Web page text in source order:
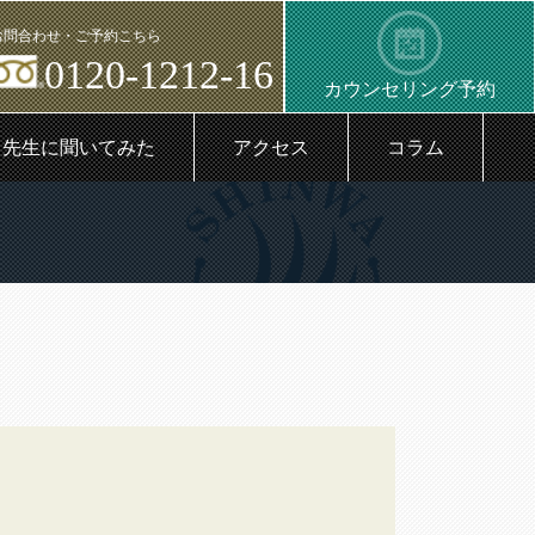
問合わせ・ご予約こちら
0120-1212-16 カウンセリング予約
先生に聞いてみた アクセス コラム